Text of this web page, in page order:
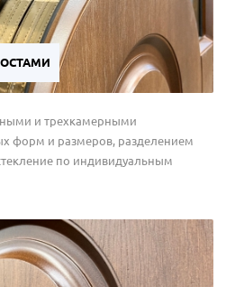
и трехкамерными
форм и размеров, разделением
по индивидуальным